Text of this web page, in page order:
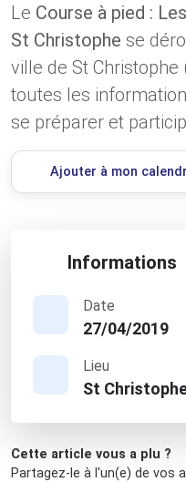
Le Course à pied :
St Christophe se
ville de St Christophe
toutes les
se préparer et
Ajouter à mon
Informations
Date
27/04/2019
Lieu
St
Cette article vous a plu ?
Partagez-le à l'un(e) de vos